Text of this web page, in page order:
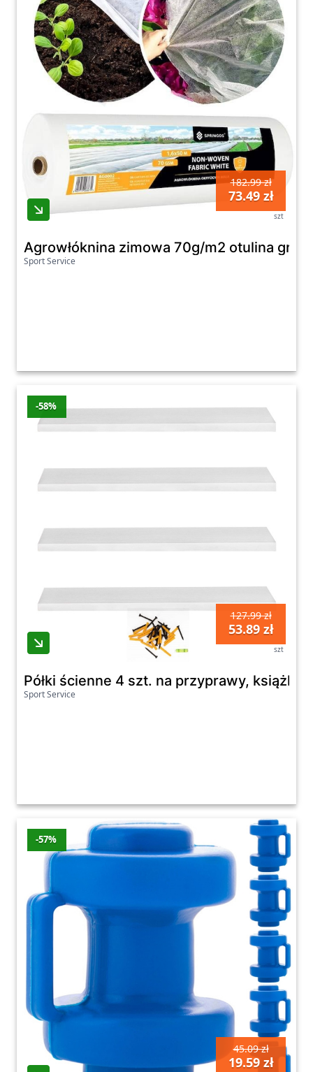
182.99 zł
73.49 zł
szt
Agrowłóknina zimowa 70g/m2 otulina
Sport Service
-58%
127.99 zł
53.89 zł
szt
Półki ścienne 4 szt. na przyprawy, książki
Sport Service
-57%
45.09 zł
19.59 zł